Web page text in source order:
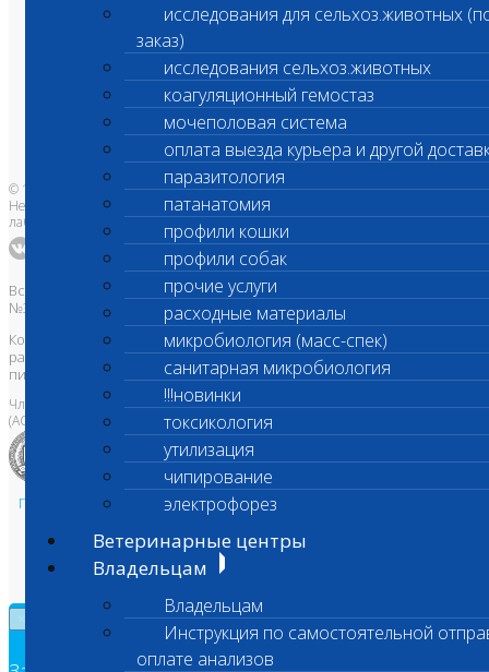
исследования для сельхоз.животных
заказ)
исследования сельхоз.животных
коагуляционный гемостаз
мочеполовая система
оплата выезда курьера и другой
паразитология
патанатомия
профили кошки
профили собак
прочие услуги
расходные материалы
микробиология (масс-спек)
санитарная микробиология
!!!новинки
токсикология
утилизация
чипирование
электрофорез
Ветеринарные центры
Владельцам
Владельцам
Инструкция по самостоятельной
оплате анализов
Анализы и цены
Ветеринарные центры
Владельцам
Врачам и клиникам
Бланки лаборатории
Банк донорской крови
Адреса лабораторий
© 1996-2026
Независимая ветеринарная
лаборатория Шанс Био
Все права защищены и охраняются законом. Товарный знак
№395740 от 2008 г. ООО "ШАНС БИО"
Копирование, тиражирование, а также использование материалов,
размещенных на сайтеwww.vetlab.ruвозможно только с
письменного разрешения Правообладателя
Член Национальной ветеринарной палаты
(АСРО НВП)
Политика в области персональных данных и конфиденциальности
Техническая поддержка